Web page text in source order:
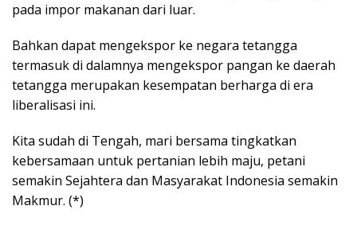
pada impor makanan dari luar.
Bahkan dapat mengekspor ke negara tetangga
termasuk di dalamnya mengekspor pangan ke daerah
tetangga merupakan kesempatan berharga di era
liberalisasi ini.
Kita sudah di Tengah, mari bersama tingkatkan
kebersamaan untuk pertanian lebih maju, petani
semakin Sejahtera dan Masyarakat Indonesia semakin
Makmur. (*)